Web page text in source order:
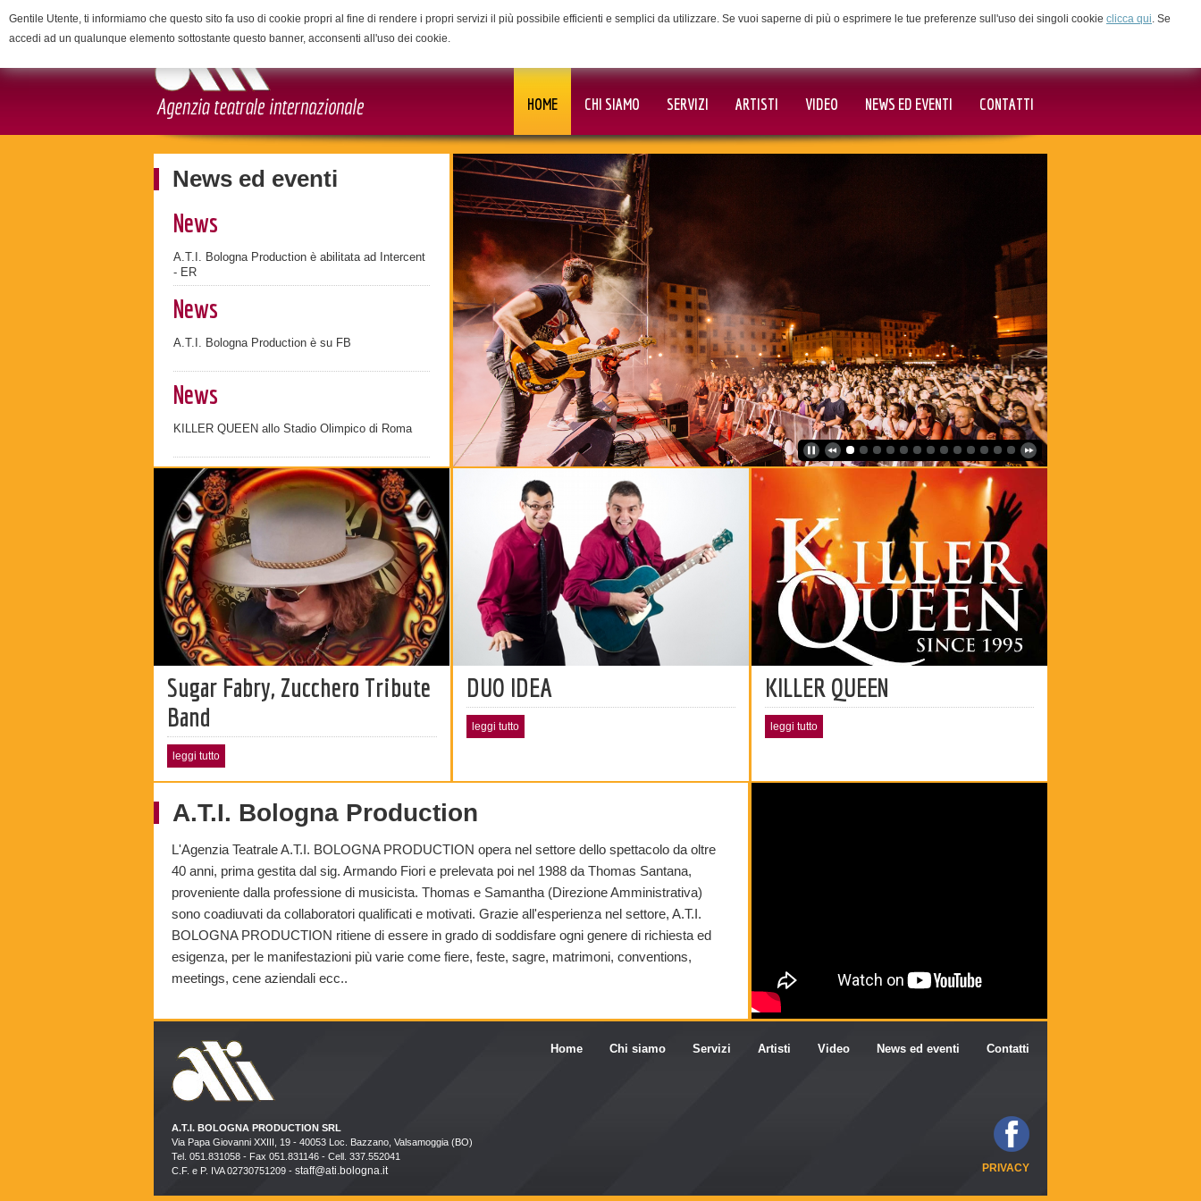
Gentile Utente, ti informiamo che questo sito fa uso di cookie propri al fine di rendere i propri servizi il più possibile efficienti e semplici da utilizzare. Se vuoi saperne di più o esprimere le tue preferenze sull'uso dei singoli cookie clicca qui. Se
accedi ad un qualunque elemento sottostante questo banner, acconsenti all'uso dei cookie.
HOME CHI SIAMO SERVIZI ARTISTI VIDEO NEWS ED EVENTI CONTATTI
News ed eventi
News
A.T.I. Bologna Production è abilitata ad Intercent
- ER
News
A.T.I. Bologna Production è su FB
News
KILLER QUEEN allo Stadio Olimpico di Roma
Sugar Fabry, Zucchero Tribute
Band
leggi tutto
DUO IDEA
leggi tutto
KILLER QUEEN
leggi tutto
A.T.I. Bologna Production
L'Agenzia Teatrale A.T.I. BOLOGNA PRODUCTION opera nel settore dello spettacolo da oltre
40 anni, prima gestita dal sig. Armando Fiori e prelevata poi nel 1988 da Thomas Santana,
proveniente dalla professione di musicista. Thomas e Samantha (Direzione Amministrativa)
sono coadiuvati da collaboratori qualificati e motivati. Grazie all'esperienza nel settore, A.T.I.
BOLOGNA PRODUCTION ritiene di essere in grado di soddisfare ogni genere di richiesta ed
esigenza, per le manifestazioni più varie come fiere, feste, sagre, matrimoni, conventions,
meetings, cene aziendali ecc..
Home Chi siamo Servizi Artisti Video News ed eventi Contatti
A.T.I. BOLOGNA PRODUCTION SRL
Via Papa Giovanni XXIII, 19 - 40053 Loc. Bazzano, Valsamoggia (BO)
Tel. 051.831058 - Fax 051.831146 - Cell. 337.552041
C.F. e P. IVA 02730751209 - staff@ati.bologna.it PRIVACY